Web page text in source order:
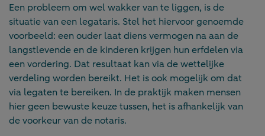
Een probleem om wel wakker van te liggen, is de
situatie van een legataris. Stel het hiervoor genoemde
voorbeeld: een ouder laat diens vermogen na aan de
langstlevende en de kinderen krijgen hun erfdelen via
een vordering. Dat resultaat kan via de wettelijke
verdeling worden bereikt. Het is ook mogelijk om dat
via legaten te bereiken. In de praktijk maken mensen
hier geen bewuste keuze tussen, het is afhankelijk van
de voorkeur van de notaris.